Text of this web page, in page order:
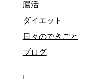
腸活
ダイエット
日々のできごと
ブログ